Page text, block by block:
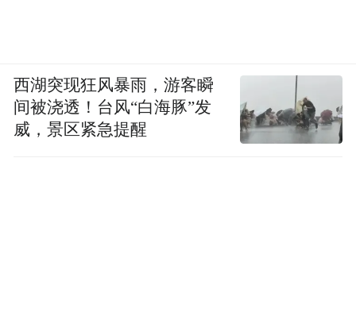
西湖突现狂风暴雨，游客瞬
间被浇透！台风“白海豚”发
威，景区紧急提醒